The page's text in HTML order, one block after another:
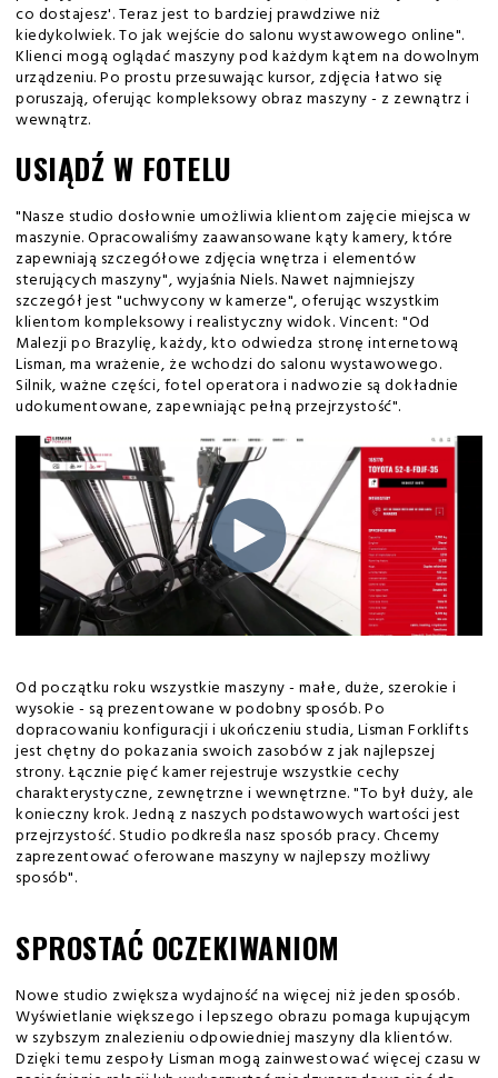
co dostajesz'. Teraz jest to bardziej prawdziwe niż
kiedykolwiek. To jak wejście do salonu wystawowego online".
Klienci mogą oglądać maszyny pod każdym kątem na dowolnym
urządzeniu. Po prostu przesuwając kursor, zdjęcia łatwo się
poruszają, oferując kompleksowy obraz maszyny - z zewnątrz i
wewnątrz.
USIĄDŹ W FOTELU
"Nasze studio dosłownie umożliwia klientom zajęcie miejsca w
maszynie. Opracowaliśmy zaawansowane kąty kamery, które
zapewniają szczegółowe zdjęcia wnętrza i elementów
sterujących maszyny", wyjaśnia Niels. Nawet najmniejszy
szczegół jest "uchwycony w kamerze", oferując wszystkim
klientom kompleksowy i realistyczny widok. Vincent: "Od
Malezji po Brazylię, każdy, kto odwiedza stronę internetową
Lisman, ma wrażenie, że wchodzi do salonu wystawowego.
Silnik, ważne części, fotel operatora i nadwozie są dokładnie
udokumentowane, zapewniając pełną przejrzystość".
Od początku roku wszystkie maszyny - małe, duże, szerokie i
wysokie - są prezentowane w podobny sposób. Po
dopracowaniu konfiguracji i ukończeniu studia, Lisman Forklifts
jest chętny do pokazania swoich zasobów z jak najlepszej
strony. Łącznie pięć kamer rejestruje wszystkie cechy
charakterystyczne, zewnętrzne i wewnętrzne. "To był duży, ale
konieczny krok. Jedną z naszych podstawowych wartości jest
przejrzystość. Studio podkreśla nasz sposób pracy. Chcemy
zaprezentować oferowane maszyny w najlepszy możliwy
sposób".
SPROSTAĆ OCZEKIWANIOM
Nowe studio zwiększa wydajność na więcej niż jeden sposób.
Wyświetlanie większego i lepszego obrazu pomaga kupującym
w szybszym znalezieniu odpowiedniej maszyny dla klientów.
Dzięki temu zespoły Lisman mogą zainwestować więcej czasu w